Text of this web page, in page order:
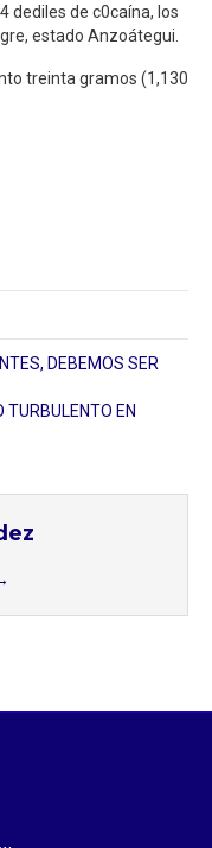
dediles de c0caína, los
estado Anzoátegui.
treinta gramos (1,130
DEBEMOS SER
TURBULENTO EN